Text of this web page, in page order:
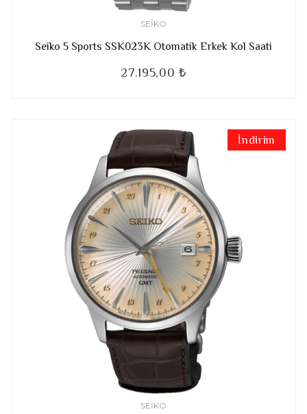
SEIKO
Seiko 5 Sports SSK023K Otomatik Erkek Kol Saati
27.195,00 ₺
İndirim
SEIKO